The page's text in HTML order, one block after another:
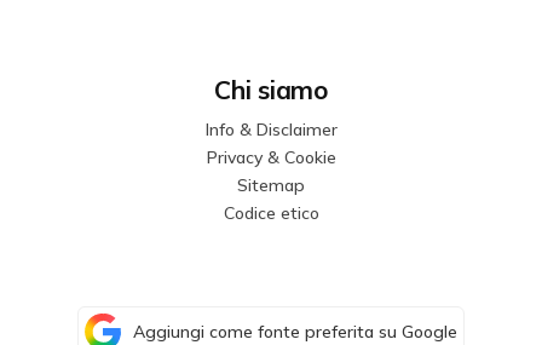
Chi siamo
Info & Disclaimer
Privacy & Cookie
Sitemap
Codice etico
Aggiungi come fonte preferita su Google